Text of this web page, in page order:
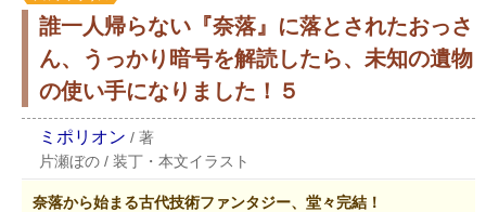
誰一人帰らない『奈落』に落とされたおっさ
ん、うっかり暗号を解読したら、未知の遺物
の使い手になりました！５
ミポリオン / 著
片瀬ぼの / 装丁・本文イラスト
奈落から始まる古代技術ファンタジー、堂々完結！